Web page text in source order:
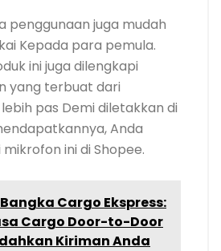
penggunaan juga mudah
Kepada para pemula.
ini juga dilengkapi
yang terbuat dari
pas Demi diletakkan di
Anda
ini di Shopee.
Bangka Cargo Ekspress:
Cargo Door-to-Door
Kiriman Anda